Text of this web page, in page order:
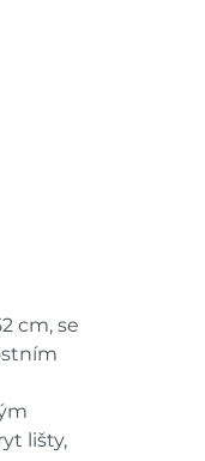
cm, se
lišty,